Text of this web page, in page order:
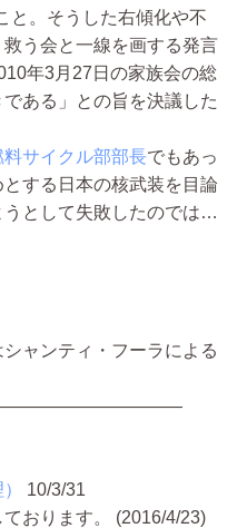
と。そうした右傾化や不
う会と一線を画する発言
年3月27日の家族会の総
ある」との旨を決議した
サイクル部部長でもあっ
する日本の核武装を目論
うとして失敗したのでは…
ャンティ・フーラによる
10/3/31
おります。 (2016/4/23)